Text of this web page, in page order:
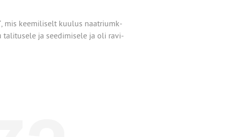
mis keemiliselt kuulus naatriumk-
ja seedimisele ja oli ravi-